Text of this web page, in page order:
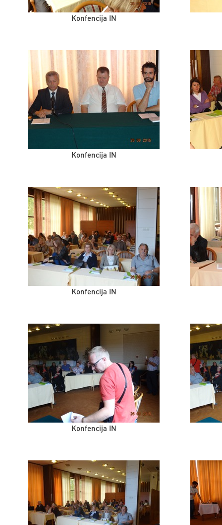
Konfencija IN
Konfencija IN
Konfencija IN
Konfencija IN